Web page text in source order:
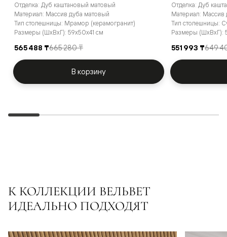
Отделка: Дуб каштановый матовый
Материал: Массив дуба матовый
Тип столешницы: Мрамор (керамогранит)
Размеры (ШxВxГ): 59x50x41 см
565 488 ₸665 280 ₸
В корзину
Отделка: Дуб
Материал: Массив
Тип столешницы:
Размеры (ШxВxГ):
551 993 ₸649
К КОЛЛЕКЦИИ ВЕЛЬВЕТ
ИДЕАЛЬНО ПОДХОДЯТ